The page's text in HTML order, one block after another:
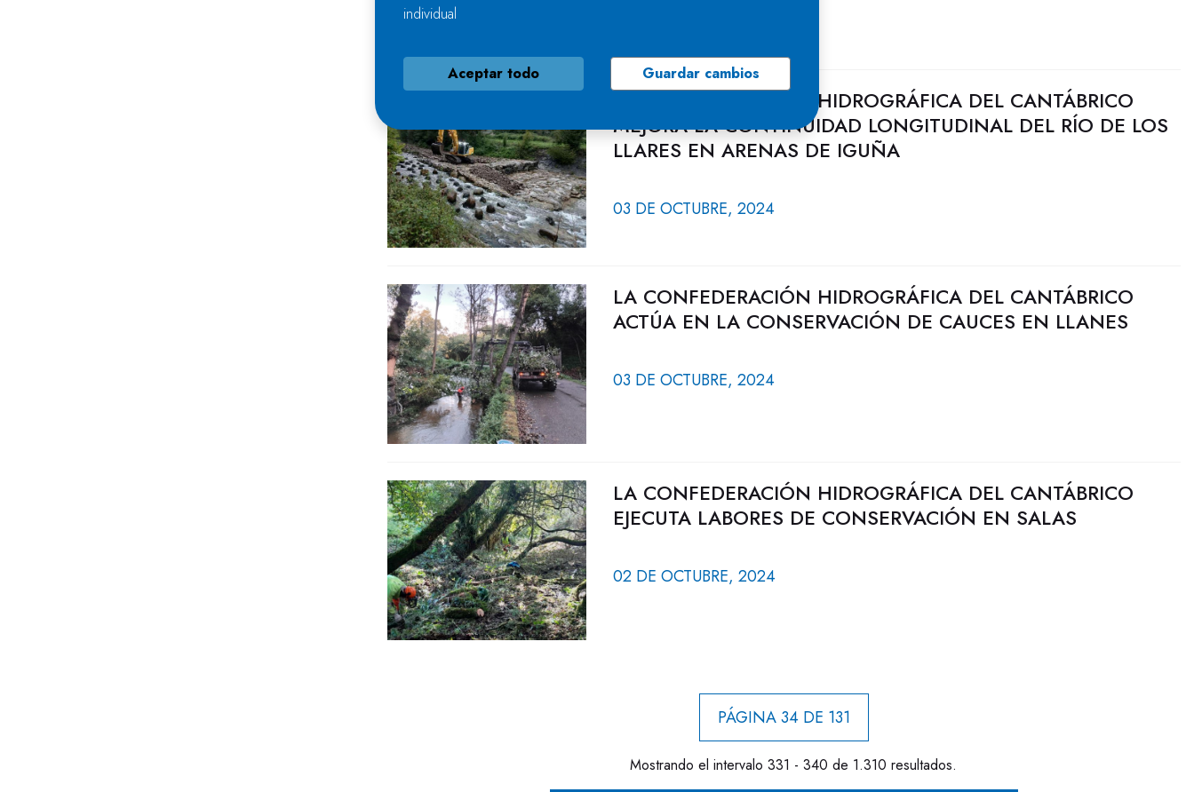
LA CONFEDERACIÓN HIDROGRÁFICA DEL CANTÁBRICO
MEJORA LA CONTINUIDAD LONGITUDINAL DEL RÍO DE LOS
LLARES EN ARENAS DE IGUÑA
03 DE OCTUBRE, 2024
LA CONFEDERACIÓN HIDROGRÁFICA DEL CANTÁBRICO
ACTÚA EN LA CONSERVACIÓN DE CAUCES EN LLANES
03 DE OCTUBRE, 2024
LA CONFEDERACIÓN HIDROGRÁFICA DEL CANTÁBRICO
EJECUTA LABORES DE CONSERVACIÓN EN SALAS
02 DE OCTUBRE, 2024
PÁGINA 34 DE 131
Mostrando el intervalo 331 - 340 de 1.310 resultados.
individual
Aceptar todo Guardar cambios